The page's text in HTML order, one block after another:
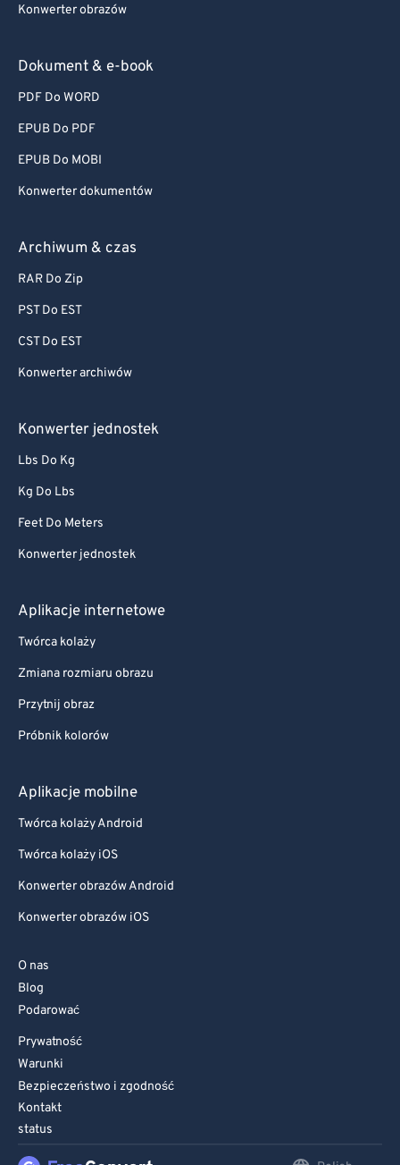
Konwerter obrazów
Dokument & e-book
PDF Do WORD
EPUB Do PDF
EPUB Do MOBI
Konwerter dokumentów
Archiwum & czas
RAR Do Zip
PST Do EST
CST Do EST
Konwerter archiwów
Konwerter jednostek
Lbs Do Kg
Kg Do Lbs
Feet Do Meters
Konwerter jednostek
Aplikacje internetowe
Twórca kolaży
Zmiana rozmiaru obrazu
Przytnij obraz
Próbnik kolorów
Aplikacje mobilne
Twórca kolaży Android
Twórca kolaży iOS
Konwerter obrazów Android
Konwerter obrazów iOS
O nas
Blog
Podarować
Prywatność
Warunki
Bezpieczeństwo i zgodność
Kontakt
status